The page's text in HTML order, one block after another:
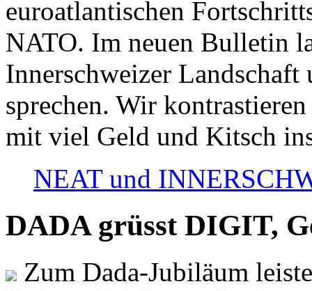
euroatlantischen
NATO. Im neuen Bulletin
Innerschweizer
sprechen. Wir
mit viel Geld und Kitsch
NEAT und
DADA grüsst DIGIT,
Zum Dada-Jubiläum